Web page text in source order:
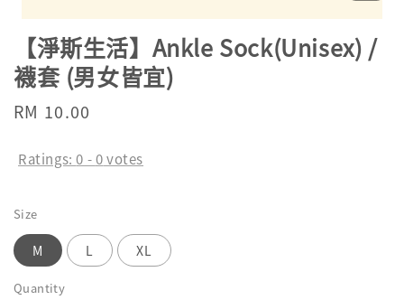
【淨斯生活】Ankle Sock(Unisex) /
襪套 (男女皆宜)
Regular
RM 10.00
Ratings:0 -0votes
Size
M L XL
Quantity